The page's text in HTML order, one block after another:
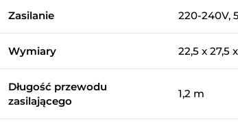
Zasilanie 220-240V,
Wymiary 22,5 x 27,5
Długość przewodu
zasilającego
1,2 m